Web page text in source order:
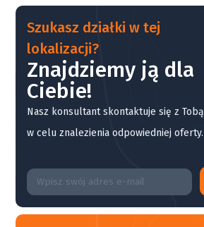
Szukasz działki w tej
lokalizacji?
Znajdziemy ją dla
Ciebie!
Nasz konsultant skontaktuje się z Tobą
w celu znalezienia odpowiedniej oferty.